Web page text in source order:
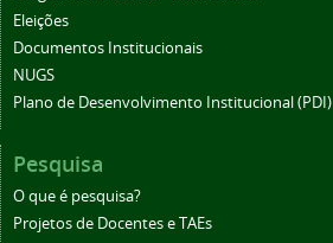
Eleições
Documentos Institucionais
NUGS
Plano de Desenvolvimento Institucional (PDI)
Pesquisa
O que é pesquisa?
Projetos de Docentes e TAEs